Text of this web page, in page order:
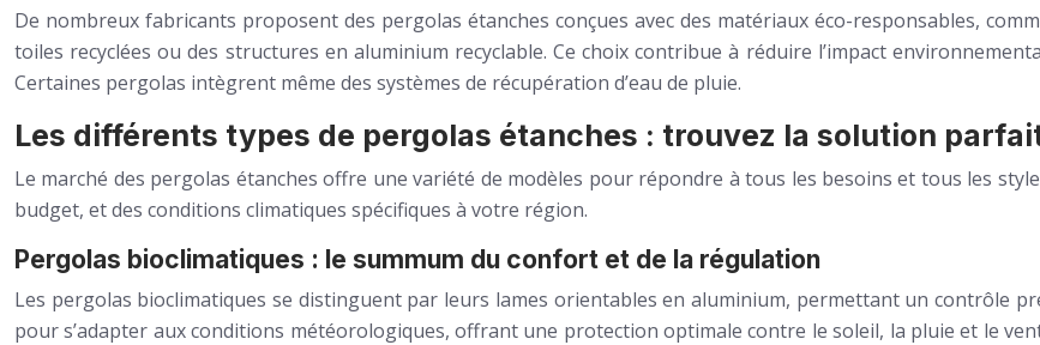
De nombreux fabricants proposent des pergolas étanches conçues avec des matériaux éco-responsables,
toiles recyclées ou des structures en aluminium recyclable. Ce choix contribue à réduire l’impact
Certaines pergolas intègrent même des systèmes de récupération d’eau de pluie.
Les différents types de pergolas étanches : trouvez la solution
Le marché des pergolas étanches offre une variété de modèles pour répondre à tous les besoins et tous les
budget, et des conditions climatiques spécifiques à votre région.
Pergolas bioclimatiques : le summum du confort et de la régulation
Les pergolas bioclimatiques se distinguent par leurs lames orientables en aluminium, permettant un contrôle
pour s’adapter aux conditions météorologiques, offrant une protection optimale contre le soleil, la pluie et le